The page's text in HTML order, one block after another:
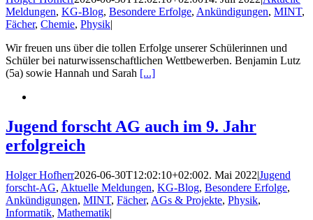
Meldungen, KG-Blog, Besondere Erfolge, Ankündigungen, MINT,
Fächer, Chemie, Physik|
Wir freuen uns über die tollen Erfolge unserer Schülerinnen und
Schüler bei naturwissenschaftlichen Wettbewerben. Benjamin Lutz
(5a) sowie Hannah und Sarah [...]
Jugend forscht AG auch im 9. Jahr
erfolgreich
Holger Hofherr2026-06-30T12:02:10+02:002. Mai 2022|Jugend
forscht-AG, Aktuelle Meldungen, KG-Blog, Besondere Erfolge,
Ankündigungen, MINT, Fächer, AGs & Projekte, Physik,
Informatik, Mathematik|